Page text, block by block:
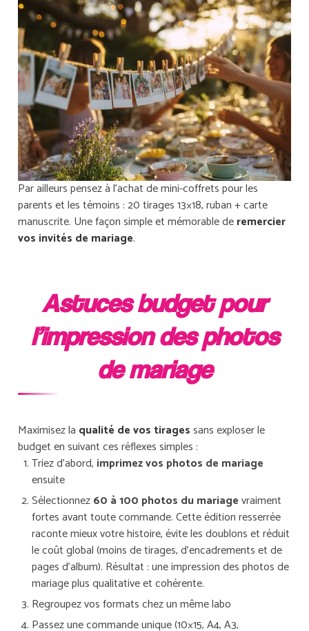
Par ailleurs pensez à l’achat de mini-coffrets pour les
parents et les témoins : 20 tirages 13×18, ruban + carte
manuscrite. Une façon simple et mémorable deremercier
vos invités de mariage.
Astuces budget pour
l’impression des photos
de mariage
Maximisez la qualité de vos tiragessans exploser le
budget en suivant ces réflexes simples :
Triez d’abord, imprimez vos photos de mariage
ensuite
Sélectionnez60 à 100 photos du mariagevraiment
fortes avant toute commande. Cette édition resserrée
raconte mieux votre histoire, évite les doublons et réduit
le coût global (moins de tirages, d’encadrements et de
pages d’album). Résultat : une impression des photos de
mariage plus qualitative et cohérente.
Regroupez vos formats chez un même labo
Passez une commande unique (10×15, A4, A3,